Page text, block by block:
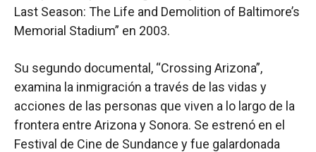
Last Season: The Life and Demolition of Baltimore’s
Memorial Stadium” en 2003.
Su segundo documental, “Crossing Arizona”,
examina la inmigración a través de las vidas y
acciones de las personas que viven a lo largo de la
frontera entre Arizona y Sonora. Se estrenó en el
Festival de Cine de Sundance y fue galardonada